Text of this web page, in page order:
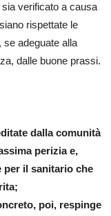
verificato a causa
rispettate le
se adeguate alla
dalle buone prassi.
dalla comunità
perizia e,
per il sanitario che
poi, respinge